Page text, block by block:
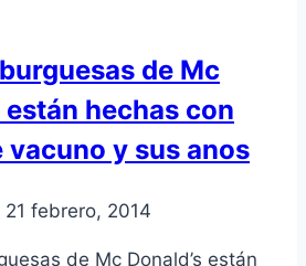
de Mc
están hechas con
vacuno y sus anos
21 febrero, 2014
de Mc Donald’s están